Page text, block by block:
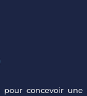
pour concevoir une